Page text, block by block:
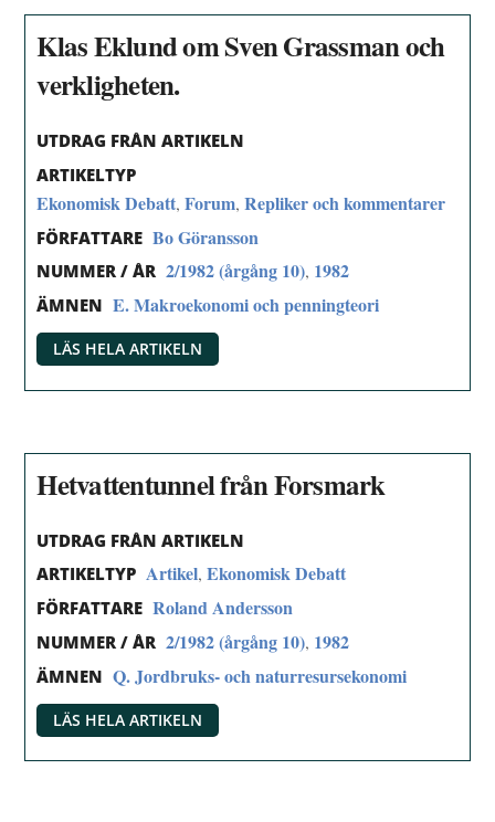
Klas Eklund om Sven Grassman och
verkligheten.
UTDRAG FRÅN ARTIKELN
ARTIKELTYP
Ekonomisk Debatt,Forum,Repliker och kommentarer
FÖRFATTARE Bo Göransson
NUMMER / ÅR 2/1982 (årgång 10), 1982
ÄMNEN E. Makroekonomi och penningteori
LÄS HELA ARTIKELN
Hetvattentunnel från Forsmark
UTDRAG FRÅN ARTIKELN
ARTIKELTYP Artikel,Ekonomisk Debatt
FÖRFATTARE Roland Andersson
NUMMER / ÅR 2/1982 (årgång 10), 1982
ÄMNEN Q. Jordbruks- och naturresursekonomi
LÄS HELA ARTIKELN